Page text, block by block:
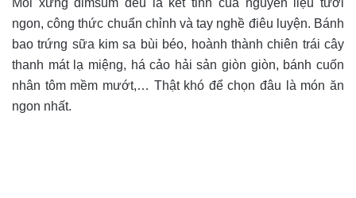
ngon, công thức chuẩn chỉnh và tay nghề điêu luyện. Bánh
bao trứng sữa kim sa bùi béo, hoành thành chiên trái cây
thanh mát lạ miệng, há cảo hải sản giòn giòn, bánh cuốn
nhân tôm mềm mướt,… Thật khó để chọn đâu là món ăn
ngon nhất.